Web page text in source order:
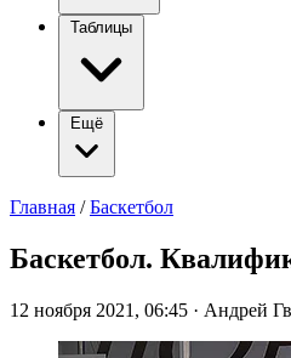
Таблицы
Ещё
Главная / Баскетбол
Баскетбол.
12 ноября 2021, 06:45 · Андрей